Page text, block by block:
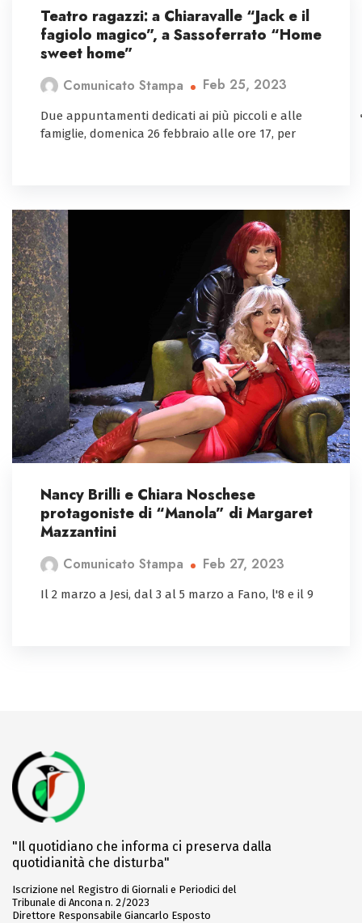
Teatro ragazzi: a Chiaravalle “Jack e il
fagiolo magico”, a Sassoferrato “Home
sweet home”
Comunicato Stampa Feb 25, 2023
Due appuntamenti dedicati ai più piccoli e alle
famiglie, domenica 26 febbraio alle ore 17, per
Nancy Brilli e Chiara Noschese
protagoniste di “Manola” di Margaret
Mazzantini
Comunicato Stampa Feb 27, 2023
Il 2 marzo a Jesi, dal 3 al 5 marzo a Fano, l'8 e il 9
"Il quotidiano che informa ci preserva dalla
quotidianità che disturba"
Iscrizione nel Registro di Giornali e Periodici del
Tribunale di Ancona n. 2/2023
Direttore Responsabile Giancarlo Esposto